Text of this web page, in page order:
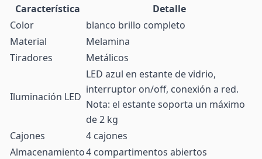
Característica
Detalle
Color
blanco brillo completo
Material
Melamina
Tiradores
Metálicos
Iluminación LED
LED azul en estante de vidrio,
interruptor on/off, conexión a red.
Nota: el estante soporta un máximo
de 2 kg
Cajones
4 cajones
Almacenamiento4 compartimentos abiertos